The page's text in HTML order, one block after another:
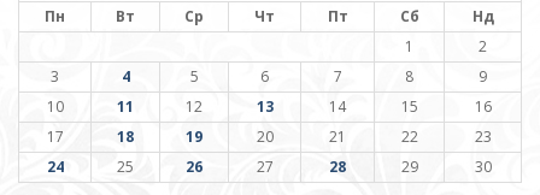
Пн Вт Ср Чт Пт Сб
Нд
1
2
3
4 5 6 7 8
9
10
11 12 13 14 15
16
17
18 19 20 21 22
23
24
25 26 27 28 29 30